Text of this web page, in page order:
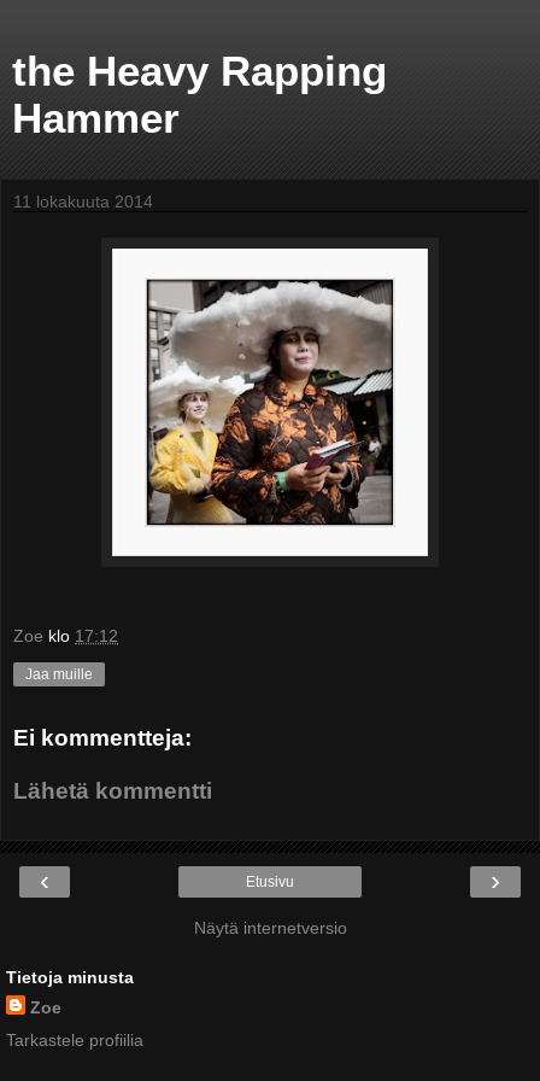
the Heavy Rapping
Hammer
11 lokakuuta 2014
Zoe klo 17:12
Jaa muille
Ei kommentteja:
Lähetä kommentti
‹ ›
Etusivu
Näytä internetversio
Tietoja minusta
Zoe
Tarkastele profiilia